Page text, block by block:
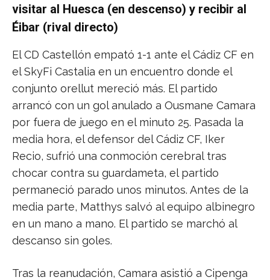
visitar al Huesca (en descenso) y recibir al
Éibar (rival directo)
El CD Castellón empató 1-1 ante el Cádiz CF en
el SkyFi Castalia en un encuentro donde el
conjunto orellut mereció más. El partido
arrancó con un gol anulado a Ousmane Camara
por fuera de juego en el minuto 25. Pasada la
media hora, el defensor del Cádiz CF, Iker
Recio, sufrió una conmoción cerebral tras
chocar contra su guardameta, el partido
permaneció parado unos minutos. Antes de la
media parte, Matthys salvó al equipo albinegro
en un mano a mano. El partido se marchó al
descanso sin goles.
Tras la reanudación, Camara asistió a Cipenga